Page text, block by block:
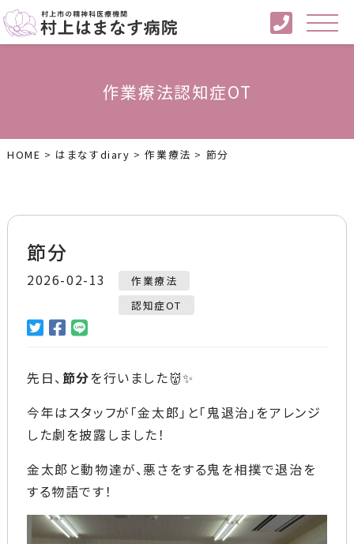
作業療法認知症OT
HOME > はまなすdiary >作業療法 > 節分
節分
2026-02-13
作業療法
認知症OT
先日、 節分を行いました👹✨
今年はスタッフが「金太郎」と「鬼退治」をアレンジ
した劇を披露しました！
金太郎と動物達が、悪さをする鬼を相撲で退治を
する物語です！